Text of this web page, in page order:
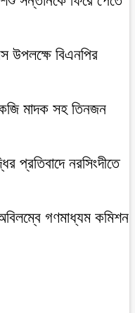
উপলক্ষে বিএনপির
মাদক সহ তিনজন
প্রতিবাদে নরসিংদীতে
গণমাধ্যম কমিশন